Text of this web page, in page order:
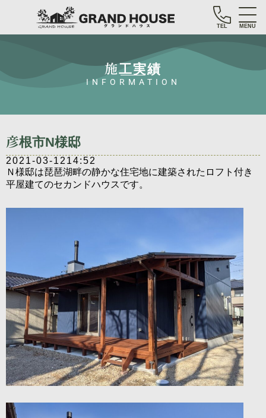
TEL MENU
施工実績
INFORMATION
彦根市N様邸
2021-03-12 14:52
Ｎ様邸は琵琶湖畔の静かな住宅地に建築されたロフト付き
平屋建てのセカンドハウスです。